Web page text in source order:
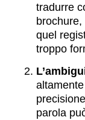
tradurre
quel
troppo
parola